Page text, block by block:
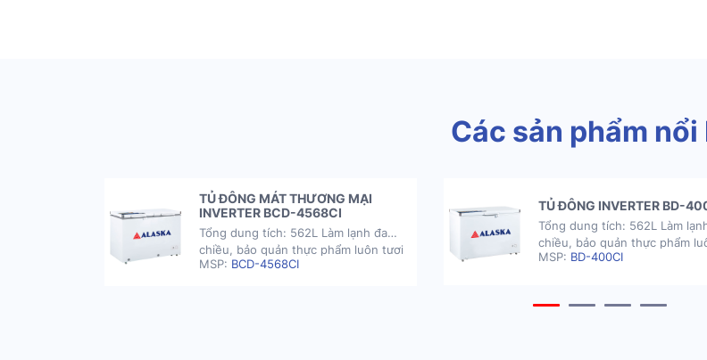
Các sản phẩm nổi
TỦ ĐÔNG MÁT THƯƠNG MẠI
INVERTER BCD-4568CI
Tổng dung tích: 562L Làm lạnh đa
chiều, bảo quản thực phẩm luôn tươi
ngon. Ngăn lấy nước bên ngoài tủ giúp
MSP: BCD-4568CI
TỦ ĐÔNG INVERTER BD-
Tổng dung tích: 562L Làm
chiều, bảo quản thực phẩm
ngon. Ngăn lấy nước bên
lượng thực phẩm có khối lượng
MSP: BD-400CI